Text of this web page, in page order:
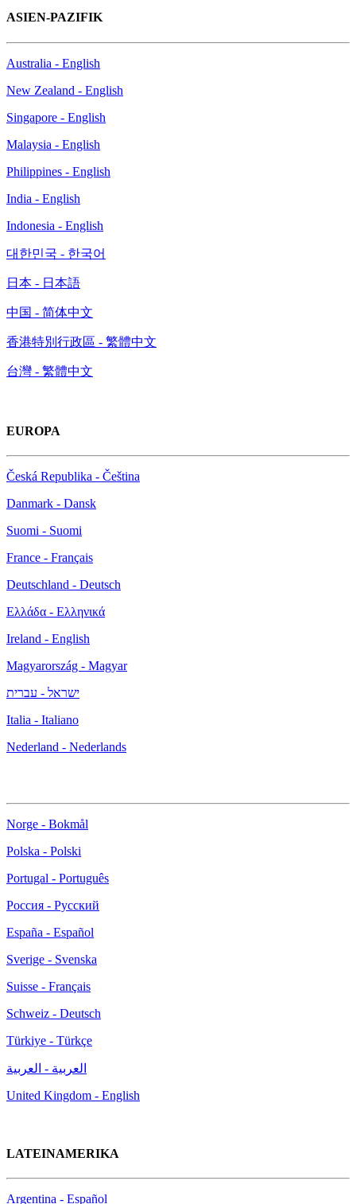
ASIEN-PAZIFIK
Australia - English
New Zealand - English
Singapore - English
Malaysia - English
Philippines - English
India - English
Indonesia - English
대한민국 - 한국어
日本 - 日本語
中国 - 简体中文
香港特別行政區 - 繁體中文
台灣 - 繁體中文
EUROPA
Česká Republika - Čeština
Danmark - Dansk
Suomi - Suomi
France - Français
Deutschland - Deutsch
Ελλάδα - Ελληνικά
Ireland - English
Magyarország - Magyar
ישראל - עברית
Italia - Italiano
Nederland - Nederlands
Norge - Bokmål
Polska - Polski
Portugal - Português
Россия - Русский
España - Español
Sverige - Svenska
Suisse - Français
Schweiz - Deutsch
Türkiye - Türkçe
العربية - العربية
United Kingdom - English
LATEINAMERIKA
Argentina - Español